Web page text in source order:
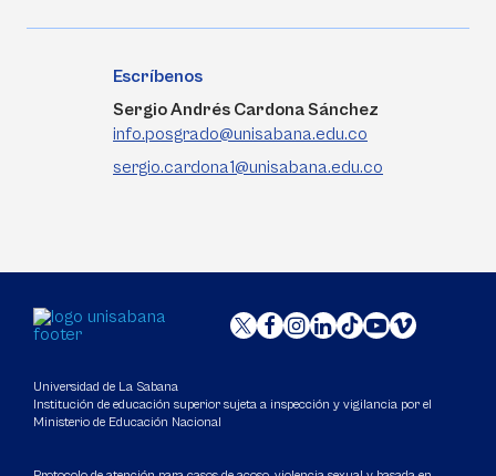
Escríbenos
Sergio Andrés Cardona Sánchez
info.posgrado@unisabana.edu.co
sergio.cardona1@unisabana.edu.co
Universidad de La Sabana
Institución de educación superior sujeta a inspección y vigilancia por el
Ministerio de Educación Nacional